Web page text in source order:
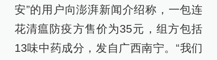
安”的用户向澎湃新闻介绍称，一包连
花清瘟防疫方售价为35元，组方包括
13味中药成分，发自广西南宁。“我们